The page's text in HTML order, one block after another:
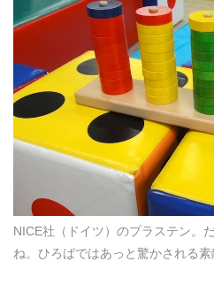
NICE社（ドイツ）のプラステン。
ね。ひろばではあっと驚かされる